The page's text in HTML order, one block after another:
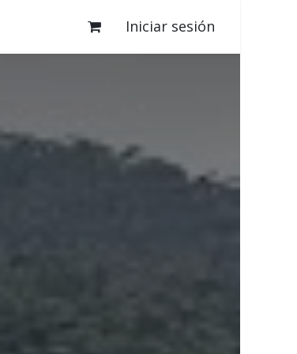
Iniciar sesión